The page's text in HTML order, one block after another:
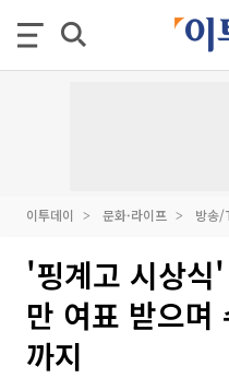
이투데이 문화·라이프 방송/
'핑계고 시상
만 여표 받으며
까지